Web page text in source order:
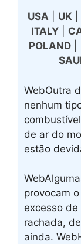
USA| UK|
ITALY|
POLAND|
WebOutra
nenhum
de ar do
estão
provocam
excesso
rachada,
ainda.